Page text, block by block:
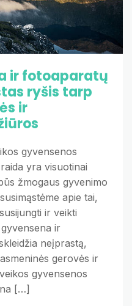
ir fotoaparatų
ryšis tarp
ir
gyvensenos
yra visuotinai
žmogaus gyvenimo
apie tai,
ir veikti
ir
neįprastą,
gerovės ir
gyvensenos
[…]